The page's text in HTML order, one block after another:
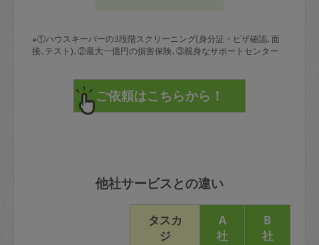
※①ハウスキーパーの3段階スクリーニング(身分証・ビザ確認､面
接､テスト)､②最大一億円の損害保険､③親身なサポートセンター
他社サービスとの違い
タスカ
ジ
A
社
B
社